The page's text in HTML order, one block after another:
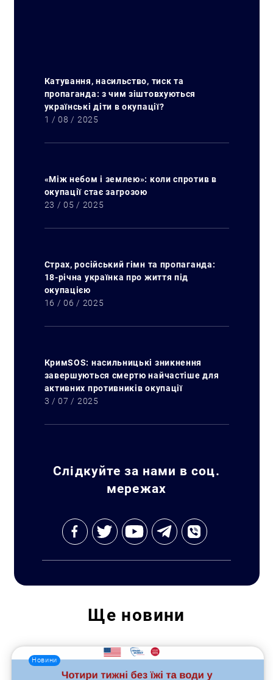
Катування, насильство, тиск та
пропаганда: з чим зіштовхуються
українські діти в окупації?
1 / 08 / 2025
«Між небом і землею»: коли спротив в
окупації стає загрозою
23 / 05 / 2025
Страх, російський гімн та пропаганда:
18-річна українка про життя під
окупацією
16 / 06 / 2025
КримSOS: насильницькі зникнення
завершуються смертю найчастіше для
активних противників окупації
3 / 07 / 2025
Слідкуйте за нами в соц.
мережах
Ще новини
Новини